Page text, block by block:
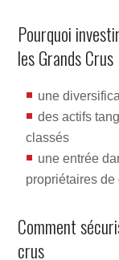
Pourquoi
les Grands Crus
une
des actifs
classés
une entrée
propriétaires de
Comment
crus